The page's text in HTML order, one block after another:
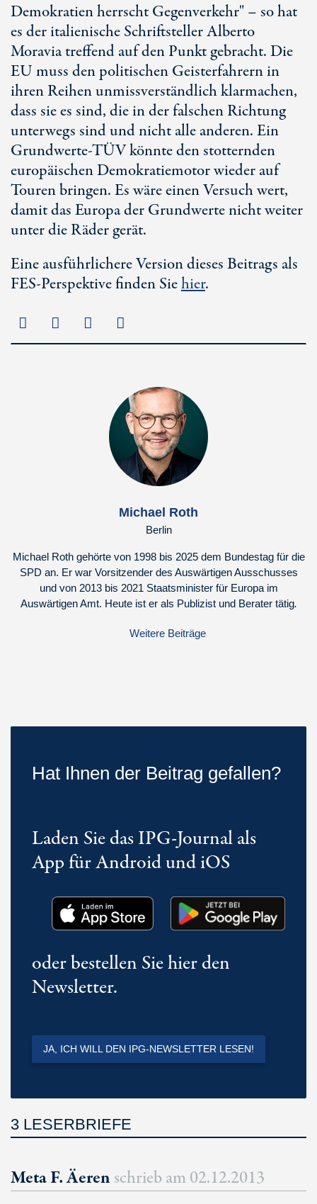
Demokratien herrscht Gegenverkehr" – so hat
es der italienische Schriftsteller Alberto
Moravia treffend auf den Punkt gebracht. Die
EU muss den politischen Geisterfahrern in
ihren Reihen unmissverständlich klarmachen,
dass sie es sind, die in der falschen Richtung
unterwegs sind und nicht alle anderen. Ein
Grundwerte-TÜV könnte den stotternden
europäischen Demokratiemotor wieder auf
Touren bringen. Es wäre einen Versuch wert,
damit das Europa der Grundwerte nicht weiter
unter die Räder gerät.
Eine ausführlichere Version dieses Beitrags als
FES-Perspektive finden Siehier.
Michael Roth
Berlin
Michael Roth gehörte von 1998 bis 2025 dem Bundestag für die
SPD an. Er war Vorsitzender des Auswärtigen Ausschusses
und von 2013 bis 2021 Staatsminister für Europa im
Auswärtigen Amt. Heute ist er als Publizist und Berater tätig.
Weitere Beiträge
Hat Ihnen der Beitrag gefallen?
Laden Sie das IPG-Journal als
App für Android und iOS
oder bestellen Sie hier den
Newsletter.
JA, ICH WILL DEN IPG-NEWSLETTER LESEN!
3 LESERBRIEFE
Meta F. Äeren schrieb am 02.12.2013